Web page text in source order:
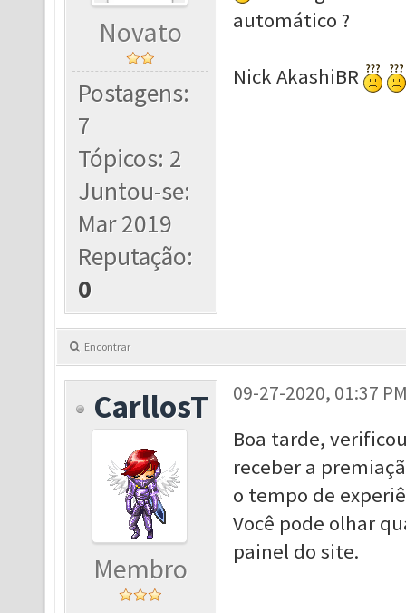
Novato
Postagens:
7
Tópicos: 2
Juntou-se:
Mar 2019
Reputação:
0
automático ?
Nick AkashiBR
Encontrar
CarllosT
Membro
09-27-2020, 01:37
Boa tarde,
receber a
o tempo de
Você pode olhar
painel do site.